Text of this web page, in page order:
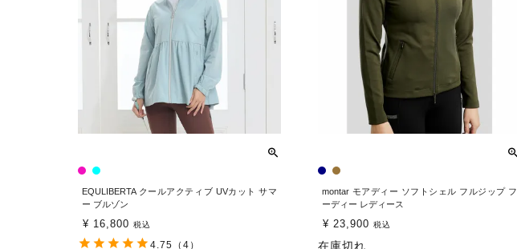
EQULIBERTA クールアクティブ UVカット サマ
ー ブルゾン
¥ 16,800 税込
4.75 （4）
montar モアディー ソフトシェル フルジップ フ
ーディー レディース
¥ 23,900 税込
在庫切れ